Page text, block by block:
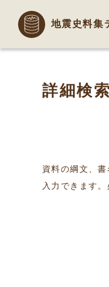
地震史料集
詳細検索
資料の綱文、
入力できます